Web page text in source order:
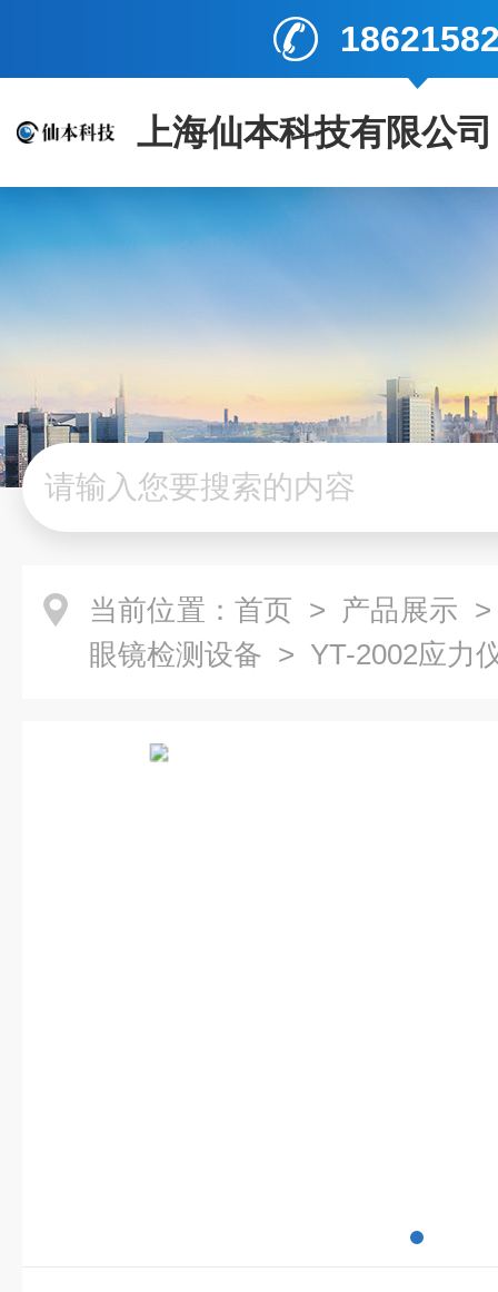
上海仙本科技有限公司
当前位置： 首页 > 产品展示
眼镜检测设备 > YT-2002应力